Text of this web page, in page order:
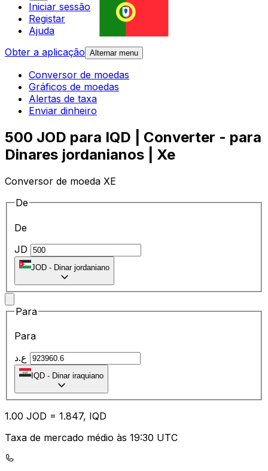
Iniciar sessão
Registar
Ajuda
Obter a aplicação Alternar menu
Conversor de moedas
Gráficos de moedas
Alertas de taxa
Enviar dinheiro
500 JOD para IQD | Converter - para
Dinares jordanianos | Xe
Conversor de moeda XE
De
De
JD
JOD - Dinar jordaniano
Para
Para
IQD - Dinar iraquiano
1.00 JOD = 1.847, IQD
Taxa de mercado médio às 19:30 UTC